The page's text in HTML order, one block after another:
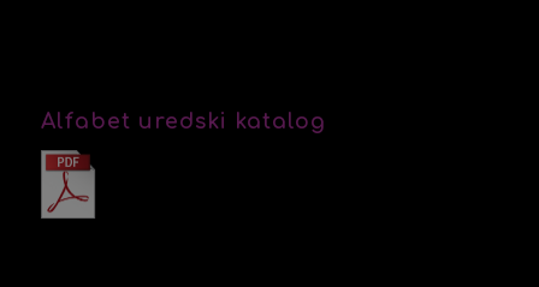
Alfabet uredski katalog